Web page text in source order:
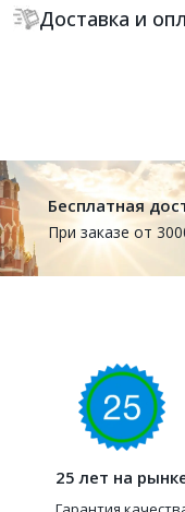
Доставка и
Бесплатная
При заказе от
25 лет на